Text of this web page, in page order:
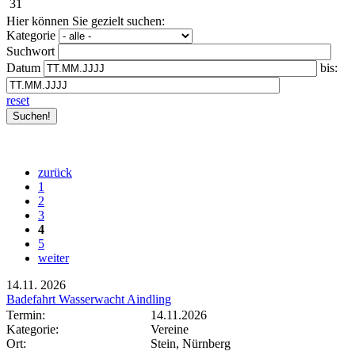
31
Hier können Sie gezielt suchen:
Kategorie
Suchwort
Datum
bis:
reset
zurück
1
2
3
4
5
weiter
14.11. 2026
Badefahrt Wasserwacht Aindling
Termin:
14.11.2026
Kategorie:
Vereine
Ort:
Stein, Nürnberg